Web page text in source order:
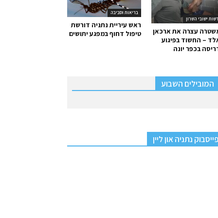
בריאות וסביבה
ראש עיריית נתניה דורשת
טיפול דחוף במפגע יתושים
ישובי השרון
עצרה את ארכאן
– החשוד בפיגוע
בכפר יונה
המובילים השבוע
פייסבוק נתניה און ליין